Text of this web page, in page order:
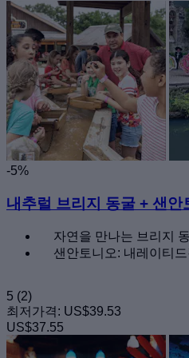
-5%
내추럴 브리지 동굴 + 샌
자연을 만나는 브리지
샌안토니오: 내레이티
5 (2)
최저가격: US$39.53
US$37.55